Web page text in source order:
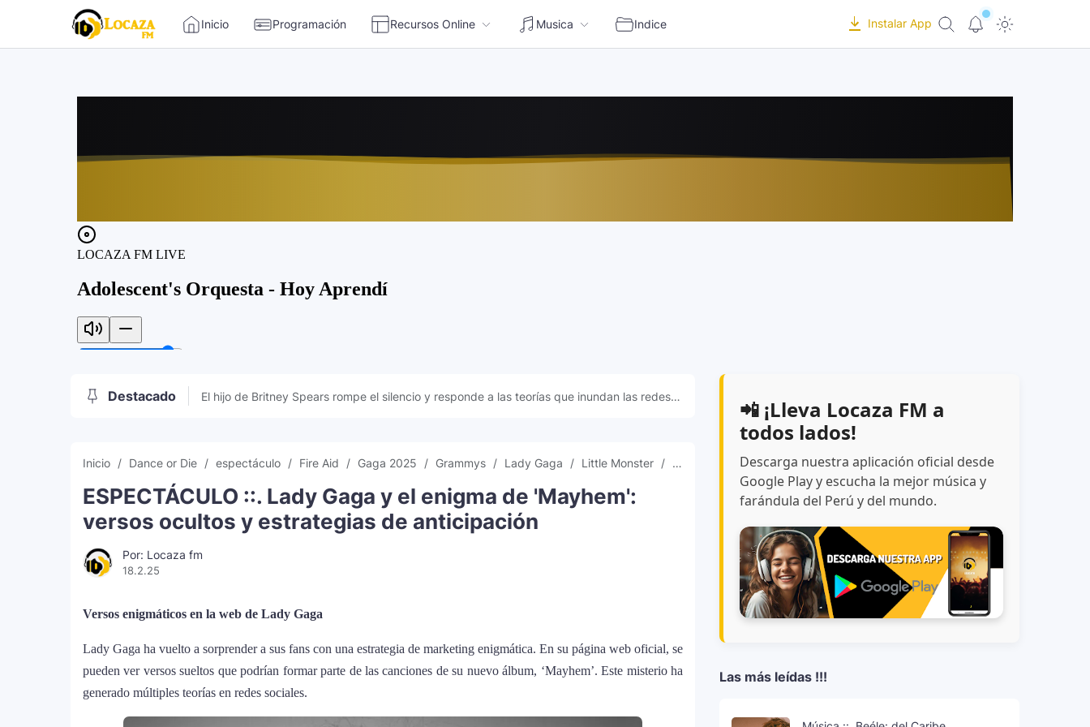
Inicio Programación Recursos Online Musica Indice Instalar App
Destacado
El hijo de Britney Spears rompe el silencio y responde a las teorías que inundan las redes
Inicio Dance or Die espectáculo Fire Aid Gaga 2025 Grammys Lady Gaga Little Monster Locaza FM Mayhem Music News musica New Album
ESPECTÁCULO ::. Lady Gaga y el enigma de 'Mayhem':
versos ocultos y estrategias de anticipación
Por: Locaza fm
18.2.25
Versos enigmáticos en la web de Lady Gaga
Lady Gaga ha vuelto a sorprender a sus fans con una estrategia de marketing enigmática. En su página web oficial, se
pueden ver versos sueltos que podrían formar parte de las canciones de su nuevo álbum, ‘Mayhem’. Este misterio ha
generado múltiples teorías en redes sociales.
📲 ¡Lleva Locaza FM a
todos lados!
Descarga nuestra aplicación oficial desde
Google Play y escucha la mejor música y
farándula del Perú y del mundo.
Las más leídas !!!